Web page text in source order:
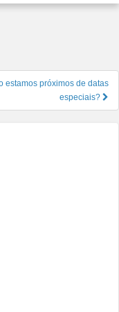
estamos próximos de datas
especiais?